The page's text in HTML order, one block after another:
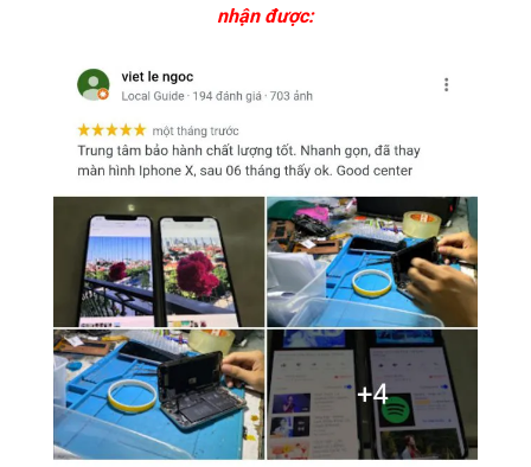
nhận được: